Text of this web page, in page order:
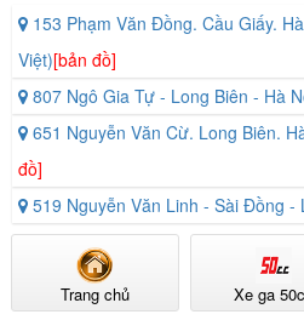
Khả năng vận hành của xe là tự
không cần phải quan tâm đến việc
có thể di chuyển, mang lại sự tiện
2 năm, một cam kết về chất lượng
xuất. Điều này giúp chúng ta yên
chuyển.
153 Phạm Văn Đồng. Cầu Giấy.
Việt)[bản đồ]
807 Ngô Gia Tự - Long Biên - Hà
651 Nguyễn Văn Cừ. Long Biên.
đồ]
519 Nguyễn Văn Linh - Sài Đồng -
Trang chủ Xe ga